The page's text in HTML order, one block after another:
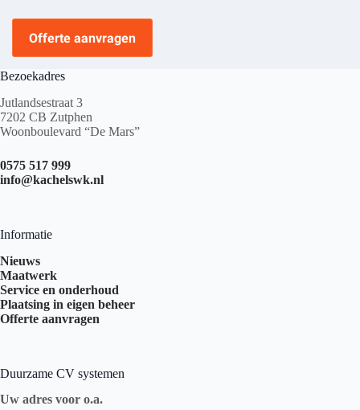
Offerte aanvragen
Bezoekadres
Jutlandsestraat 3
7202 CB Zutphen
Woonboulevard “De Mars”
0575 517 999
info@kachelswk.nl
Informatie
Nieuws
Maatwerk
Service en onderhoud
Plaatsing in eigen beheer
Offerte aanvragen
Duurzame CV systemen
Uw adres voor o.a.